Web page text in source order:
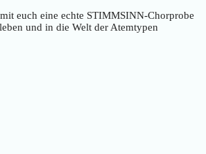
euch eine echte STIMMSINN-Chorprobe
und in die Welt der Atemtypen